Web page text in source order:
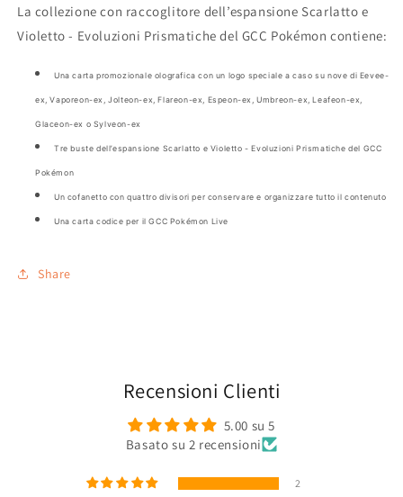
La collezione con raccoglitore dell’espansione Scarlatto e
Violetto - Evoluzioni Prismatiche del GCC Pokémon contiene:
Una carta promozionale olografica con un logo speciale a caso su nove di Eevee-
ex, Vaporeon-ex, Jolteon-ex, Flareon-ex, Espeon-ex, Umbreon-ex, Leafeon-ex,
Glaceon-ex o Sylveon-ex
Tre buste dell’espansione Scarlatto e Violetto - Evoluzioni Prismatiche del GCC
Pokémon
Un cofanetto con quattro divisori per conservare e organizzare tutto il contenuto
Una carta codice per il GCC Pokémon Live
Share
Recensioni Clienti
5.00 su 5
Basato su 2 recensioni
2